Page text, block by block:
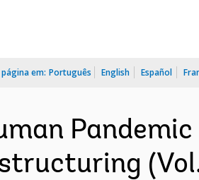
em: Português English Español
Pandemic